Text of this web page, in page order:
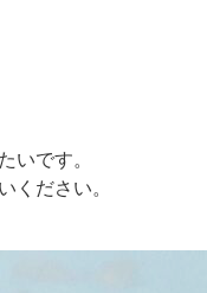
いです。
ください。